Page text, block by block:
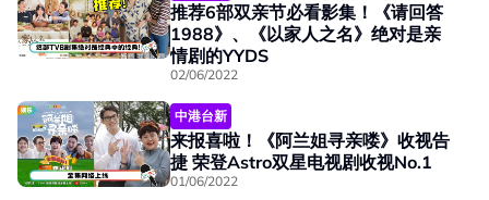
推荐6部双亲节必看影集！《请回答
1988》、《以家人之名》绝对是亲
情剧的YYDS
02/06/2022
中港台新
来报喜啦！《阿兰姐寻亲喽》收视告
捷 荣登Astro双星电视剧收视No.1
01/06/2022